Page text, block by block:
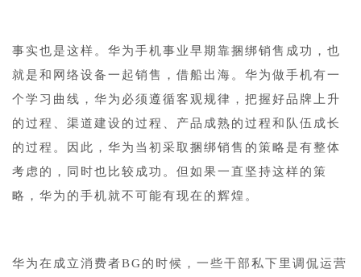
事实也是这样。华为手机事业早期靠捆绑销售成功，也
就是和网络设备一起销售，借船出海。华为做手机有一
个学习曲线，华为必须遵循客观规律，把握好品牌上升
的过程、渠道建设的过程、产品成熟的过程和队伍成长
的过程。因此，华为当初采取捆绑销售的策略是有整体
考虑的，同时也比较成功。但如果一直坚持这样的策
略，华为的手机就不可能有现在的辉煌。
华为在成立消费者BG的时候，一些干部私下里调侃运营